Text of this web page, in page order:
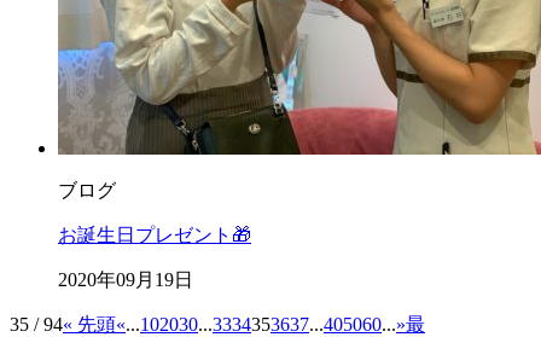
ブログ
お誕生日プレゼント🎁
2020年09月19日
35 / 94« 先頭«...102030...3334353637...405060...»最